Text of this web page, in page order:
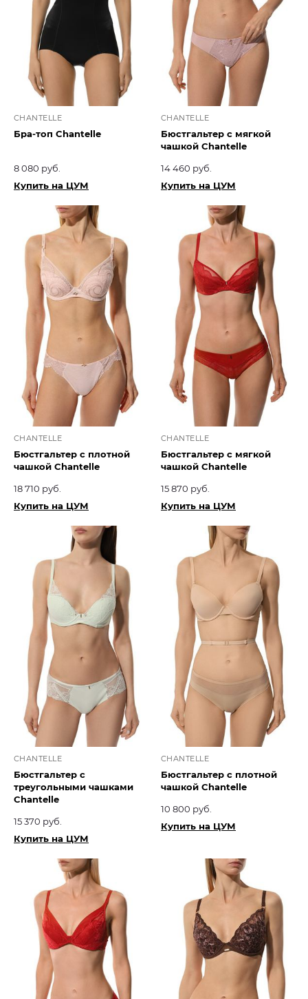
CHANTELLE
Бра-топ Chantelle
8 080 руб.
Купить на ЦУМ
CHANTELLE
Бюстгальтер с мягкой
чашкой Chantelle
14 460 руб.
Купить на ЦУМ
CHANTELLE
Бюстгальтер с плотной
чашкой Chantelle
18 710 руб.
Купить на ЦУМ
CHANTELLE
Бюстгальтер с мягкой
чашкой Chantelle
15 870 руб.
Купить на ЦУМ
CHANTELLE
Бюстгальтер с
треугольными чашками
Chantelle
15 370 руб.
Купить на ЦУМ
CHANTELLE
Бюстгальтер с плотной
чашкой Chantelle
10 800 руб.
Купить на ЦУМ